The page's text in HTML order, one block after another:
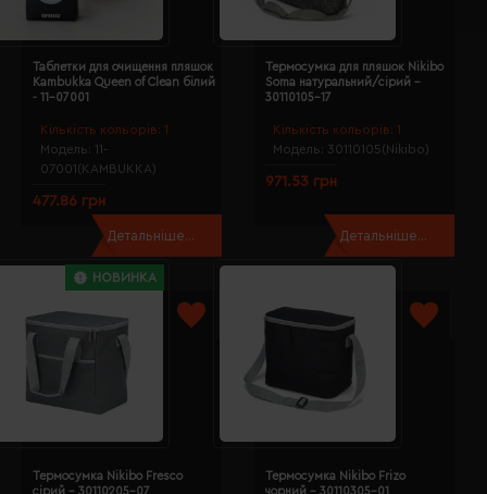
Кількість кольорів: 1
Модель:
11-
07001(KAMBUKKA)
Таблетки для очищення пляшок
Kambukka Queen of Clean білий
- 11-07001
477.86 грн
Детальніше...
Кількість кольорів: 1
Модель: 30110105(Nikibo)
Термосумка для пляшок Nikibo
Soma натуральний/сірий -
30110105-17
971.53 грн
Детальніше...
НОВИНКА
Термосумка Nikibo Fresco
сірий - 30110205-07
Термосумка Nikibo Frizo
чорний - 30110305-01